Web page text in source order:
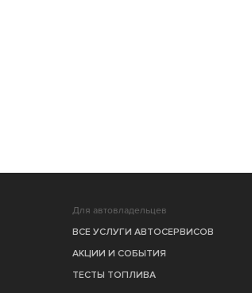
Для автовладельцев
ВСЕ УСЛУГИ АВТОСЕРВИСОВ
АКЦИИ И СОБЫТИЯ
ТЕСТЫ ТОПЛИВА